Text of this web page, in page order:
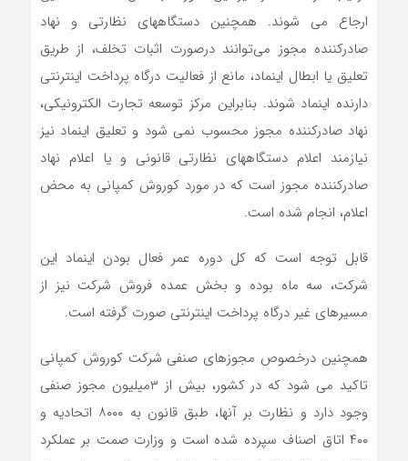
ارجاع می شوند. همچنین دستگاههای نظارتی و نهاد
صادرکننده مجوز می‌توانند درصورت اثبات تخلف، از طریق
تعلیق یا ابطال اینماد، مانع از فعالیت درگاه پرداخت اینترنتی
دارنده اینماد شوند. بنابراین مرکز توسعه تجارت الکترونیکی،
نهاد صادرکننده مجوز محسوب نمی شود و تعلیق اینماد نیز
نیازمند اعلام دستگاههای نظارتی قانونی و یا اعلام نهاد
صادرکننده مجوز است که در مورد کوروش کمپانی به محض
اعلام، انجام شده است.
قابل توجه است که کل دوره عمر فعال بودن اینماد این
شرکت، سه ماه بوده و بخش عمده فروش شرکت نیز از
مسیرهای غیر درگاه پرداخت اینترنتی صورت گرفته است.
همچنین درخصوص مجوزهای صنفی شرکت کوروش کمپانی
تاکید می شود که در کشور، بیش از ۳میلیون مجوز صنفی
وجود دارد و نظارت بر آنها، طبق قانون به ۸۰۰۰ اتحادیه و
۴۰۰ اتاق اصناف سپرده شده است و وزارت صمت بر عملکرد